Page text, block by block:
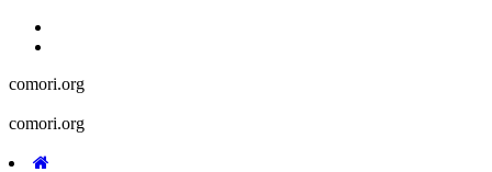
comori.org
comori.org